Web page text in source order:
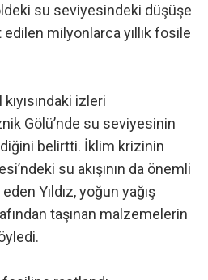
su seviyesindeki düşüşe
milyonlarca yıllık fosile
izleri
Gölü’nde su seviyesinin
belirtti. İklim krizinin
su akışının da önemli
Yıldız, yoğun yağış
taşınan malzemelerin